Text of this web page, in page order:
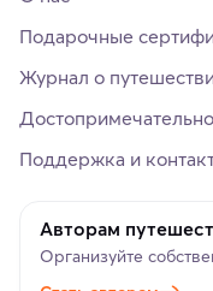
Подарочные
Журнал о
Поддержка и
Авторам
Организуйте